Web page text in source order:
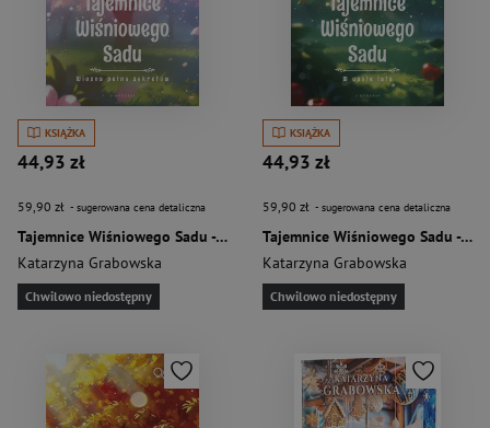
KSIĄŻKA
44,93 zł
59,90 zł - sugerowana cena detaliczna
Tajemnice Wiśniowego Sadu - Wiosna pełna sekretów (Większe Litery)
Katarzyna Grabowska
Chwilowo niedostępny
KSIĄŻKA
44,93 zł
59,90 zł - sugerowana cena detaliczna
Tajemnice Wiśniowego Sadu - W upale lata (Większe Litery)
Katarzyna Grabowska
Chwilowo niedostępny